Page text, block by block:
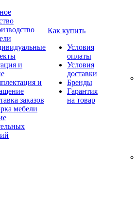
и
и
заказов
мебели
Как купить
Условия
оплаты
Условия
доставки
Бренды
Гарантия
на товар